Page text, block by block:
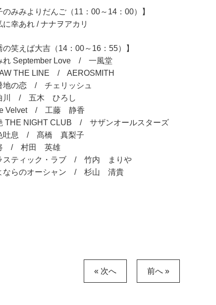
のみみよりだんご（11：00～14：00）】
に幸あれ / ナナヲアカリ
の笑えば大吉（14：00～16：55）】
September Love / 一風堂
THE LINE / AEROSMITH
の恋 / チェリッシュ
川 / 五木 ひろし
Velvet / 工藤 静香
NIGHT CLUB / サザンオールスターズ
吐息 / 髙橋 真梨子
/ 村田 英雄
ティック・ラブ / 竹内 まりや
ならのオーシャン / 杉山 清貴
« 次へ 前へ »